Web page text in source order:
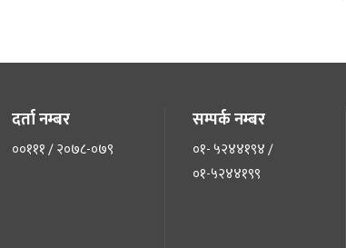
दर्ता नम्बर
००१११ / २०७८-०७९
सम्पर्क नम्बर
०१- ५२४४१९४ /
०१-५२४४१९९